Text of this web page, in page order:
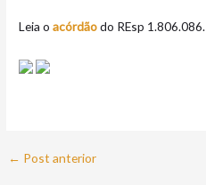
Leia oacórdãodo REsp 1.806.086.
← Post anterior